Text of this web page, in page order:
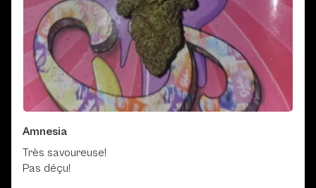
Amnesia
Très savoureuse!
Pas déçu!